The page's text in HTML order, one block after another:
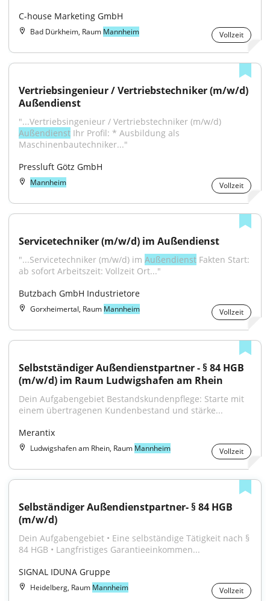
C-house Marketing GmbH
Bad Dürkheim, Raum Mannheim Vollzeit
Vertriebsingenieur / Vertriebstechniker (m/w/d)
Außendienst
Außendienst Ihr Profil: * Ausbildung als
Maschinenbautechniker..."
Pressluft Götz GmbH
Mannheim Vollzeit
Servicetechniker (m/w/d) im Außendienst
"...Servicetechniker (m/w/d) im Außendienst Fakten Start:
ab sofort Arbeitszeit: Vollzeit Ort..."
Butzbach GmbH Industrietore
Gorxheimertal, Raum Mannheim Vollzeit
Selbstständiger Außendienstpartner - § 84 HGB
(m/w/d) im Raum Ludwigshafen am Rhein
Dein Aufgabengebiet Bestandskundenpflege: Starte mit
einem übertragenen Kundenbestand und stärke...
Merantix
Ludwigshafen am Rhein, Raum Mannheim Vollzeit
Selbständiger Außendienstpartner- § 84 HGB
(m/w/d)
Dein Aufgabengebiet • Eine selbständige Tätigkeit nach §
84 HGB • Langfristiges Garantieeinkommen...
SIGNAL IDUNA Gruppe
Heidelberg, Raum Mannheim Vollzeit